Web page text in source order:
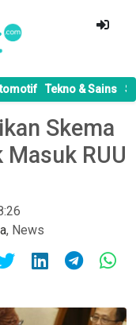
Tekno & Sains
Skema
RUU
, News